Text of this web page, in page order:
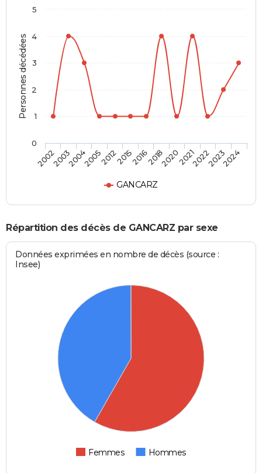
Personnes décédées
GANCARZ
2002200320042005201220152016201820202021202220232024
0
1
2
3
4
5
Répartition des décès de GANCARZ par sexe
Données exprimées en nombre de décès (source :
Insee)
Femmes Hommes